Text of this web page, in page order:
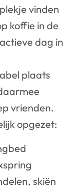
vinden
koffie in de
dag in
plaats
vrienden.
opgezet:
skiën